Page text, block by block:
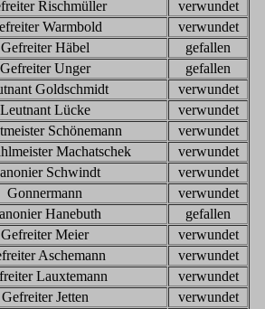
Rischmüller
verwundet
Warmbold
verwundet
Gefreiter Häbel
gefallen
Gefreiter Unger
gefallen
Goldschmidt
verwundet
Leutnant Lücke
verwundet
Schönemann
verwundet
Machatschek
verwundet
Schwindt
verwundet
Gonnermann
verwundet
Hanebuth
gefallen
Gefreiter Meier
verwundet
Aschemann
verwundet
Lauxtemann
verwundet
Gefreiter Jetten
verwundet